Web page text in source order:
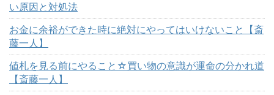
い原因と対処法
お金に余裕ができた時に絶対にやってはいけないこと【斎
藤一人】
値札を見る前にやること☆買い物の意識が運命の分かれ道
【斎藤一人】